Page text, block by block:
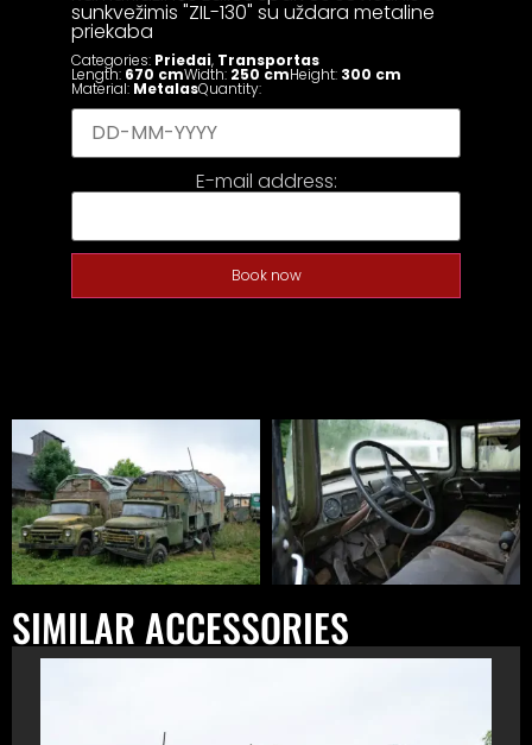
sunkvežimis "ZIL-130" su uždara metaline
priekaba
Categories: Priedai, Transportas
Length: 670 cmWidth: 250 cmHeight: 300 cm
Material: MetalasQuantity:
E-mail address:
Book now
SIMILAR ACCESSORIES